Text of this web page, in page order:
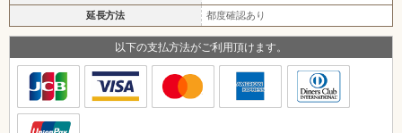
延長方法
都度確認あり
以下の支払方法がご利用頂けます。